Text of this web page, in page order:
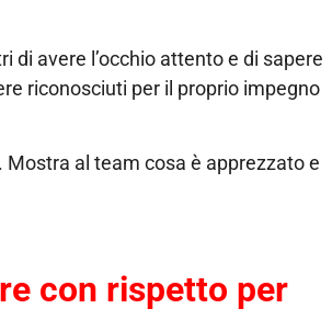
di avere l’occhio attento e di sapere
riconosciuti per il proprio impegno
al team cosa è apprezzato e
con rispetto per